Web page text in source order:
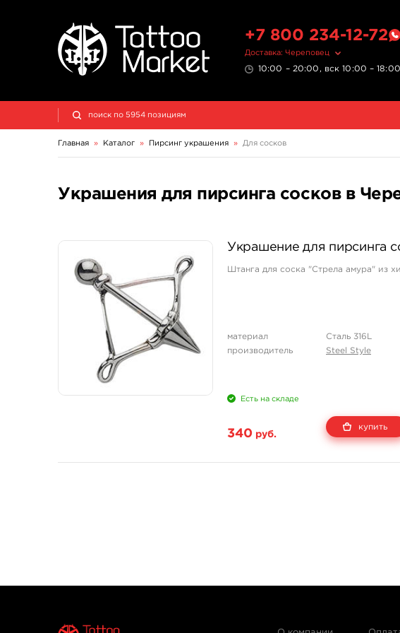
+7 800 234-12-72
Доставка: Череповец
10:00 – 20:00, вск 10:00 – 18:00
Главная » Каталог » Пирсинг украшения » Для сосков
Украшения для пирсинга сосков в
Украшение для пирсинга
Штанга для соска "Стрела амура" из
материал
Сталь 316L
производитель
Steel Style
Есть на складе
340 руб.
купить